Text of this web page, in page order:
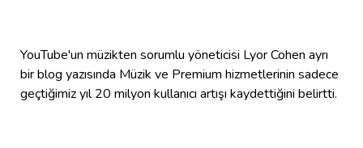
YouTube'un müzikten sorumlu yöneticisi Lyor Cohen ayrı
bir blog yazısında Müzik ve Premium hizmetlerinin sadece
geçtiğimiz yıl 20 milyon kullanıcı artışı kaydettiğini belirtti.